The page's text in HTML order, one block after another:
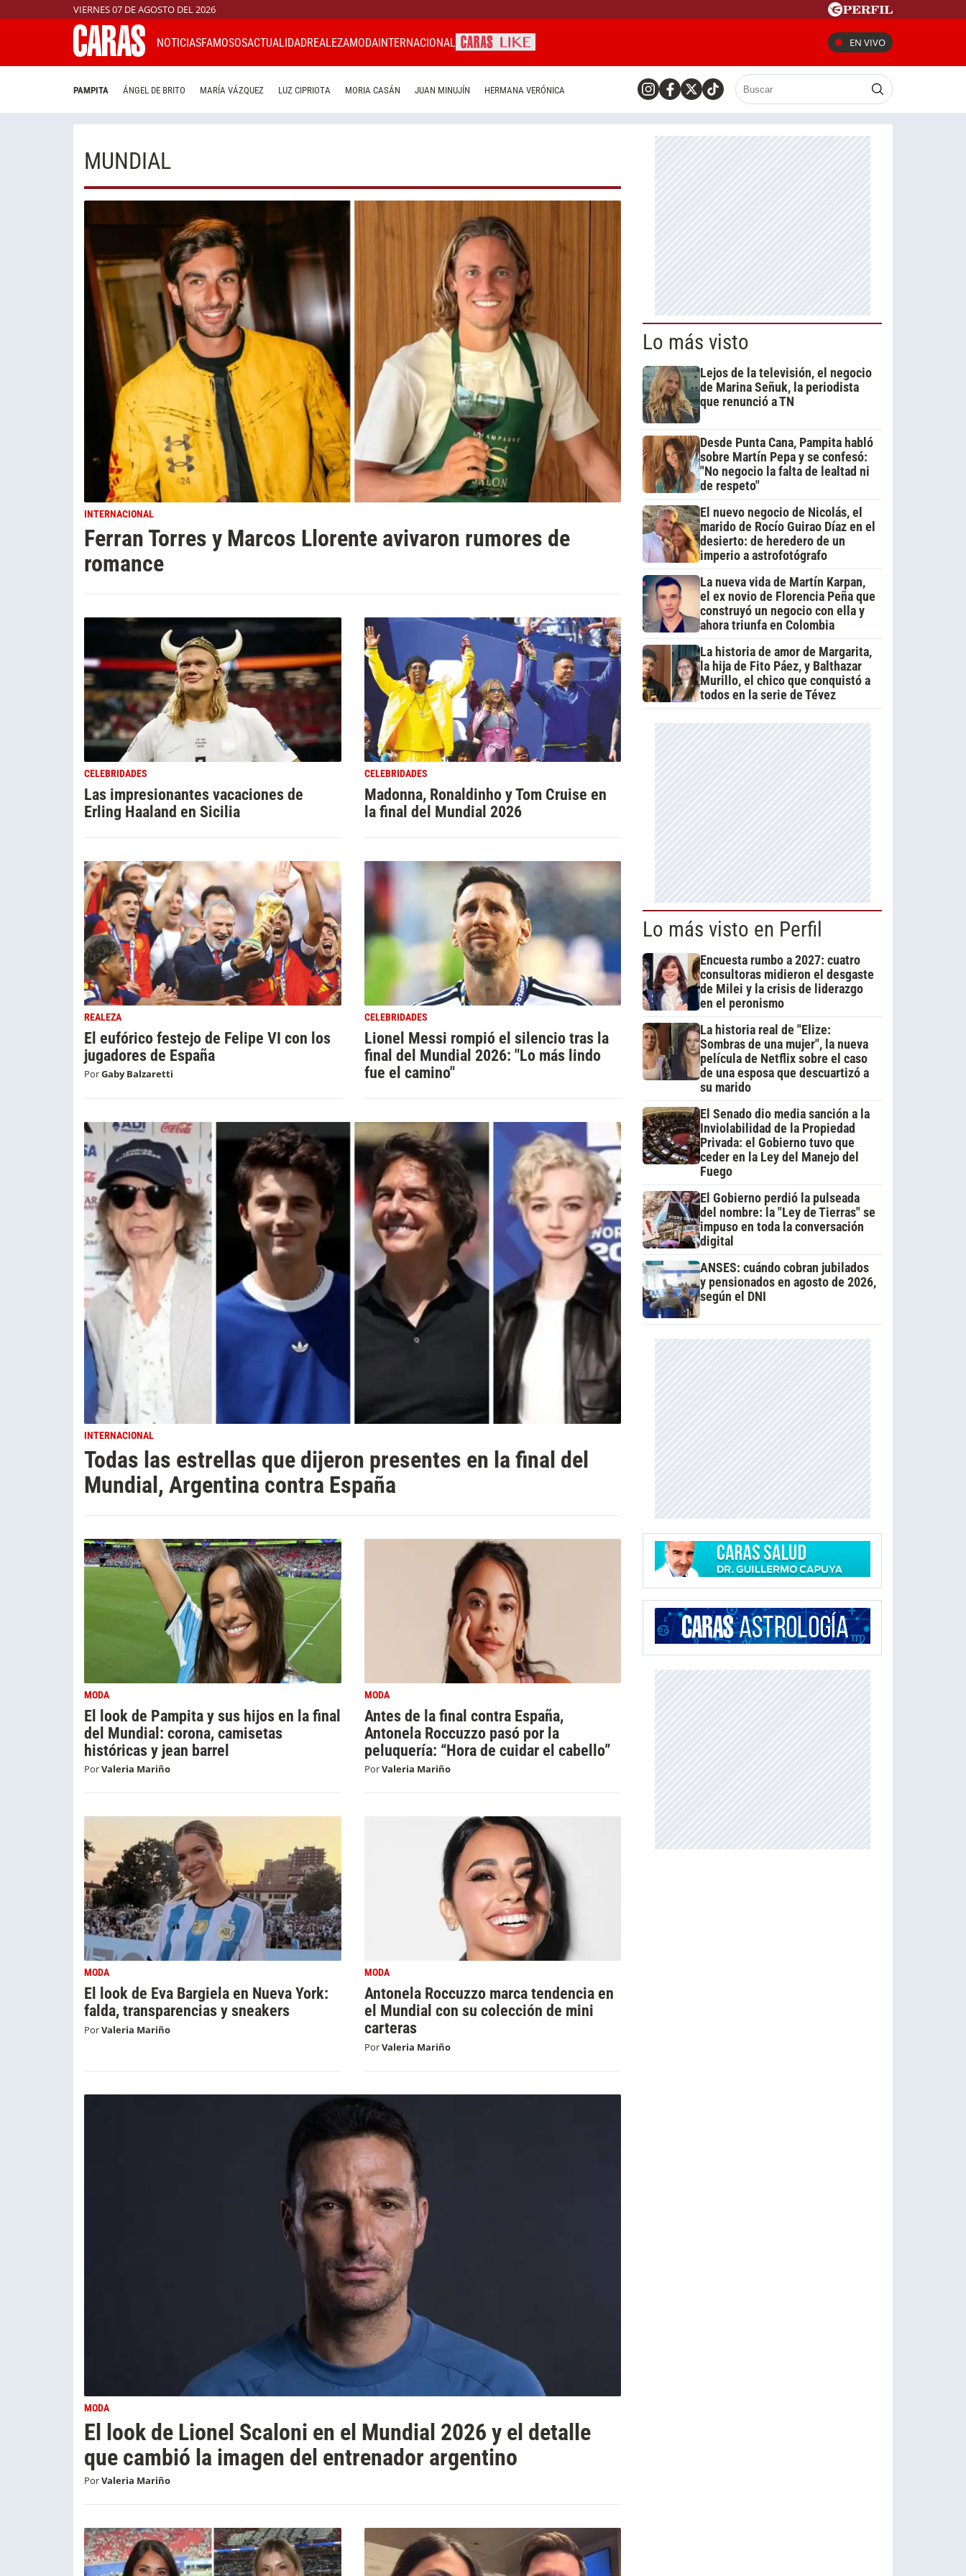
VIERNES 07 DE AGOSTO DEL 2026
NOTICIASFAMOSOSACTUALIDADREALEZAMODAINTERNACIONAL EN VIVO
PAMPITA ÁNGEL DE BRITO MARÍA VÁZQUEZ LUZ CIPRIOTA MORIA CASÁN JUAN MINUJÍN HERMANA VERÓNICA
MUNDIAL
INTERNACIONAL
Ferran Torres y Marcos Llorente avivaron rumores de
romance
CELEBRIDADES
Las impresionantes vacaciones de
Erling Haaland en Sicilia
CELEBRIDADES
Madonna, Ronaldinho y Tom Cruise en
la final del Mundial 2026
REALEZA
El eufórico festejo de Felipe VI con los
jugadores de España
PorGaby Balzaretti
CELEBRIDADES
Lionel Messi rompió el silencio tras la
final del Mundial 2026: "Lo más lindo
fue el camino"
INTERNACIONAL
Todas las estrellas que dijeron presentes en la final del
Mundial, Argentina contra España
MODA
El look de Pampita y sus hijos en la final
del Mundial: corona, camisetas
históricas y jean barrel
PorValeria Mariño
MODA
Antes de la final contra España,
Antonela Roccuzzo pasó por la
peluquería: “Hora de cuidar el cabello”
PorValeria Mariño
MODA
El look de Eva Bargiela en Nueva York:
falda, transparencias y sneakers
PorValeria Mariño
MODA
Antonela Roccuzzo marca tendencia en
el Mundial con su colección de mini
carteras
PorValeria Mariño
MODA
El look de Lionel Scaloni en el Mundial 2026 y el detalle
que cambió la imagen del entrenador argentino
PorValeria Mariño
Lo más visto
Lejos de la televisión, el negocio
de Marina Señuk, la periodista
que renunció a TN
Desde Punta Cana, Pampita habló
sobre Martín Pepa y se confesó:
"No negocio la falta de lealtad ni
de respeto"
El nuevo negocio de Nicolás, el
marido de Rocío Guirao Díaz en el
desierto: de heredero de un
imperio a astrofotógrafo
La nueva vida de Martín Karpan,
el ex novio de Florencia Peña que
construyó un negocio con ella y
ahora triunfa en Colombia
La historia de amor de Margarita,
la hija de Fito Páez, y Balthazar
Murillo, el chico que conquistó a
todos en la serie de Tévez
Lo más visto en Perfil
Encuesta rumbo a 2027: cuatro
consultoras midieron el desgaste
de Milei y la crisis de liderazgo
en el peronismo
La historia real de "Elize:
Sombras de una mujer", la nueva
película de Netflix sobre el caso
de una esposa que descuartizó a
su marido
El Senado dio media sanción a la
Inviolabilidad de la Propiedad
Privada: el Gobierno tuvo que
ceder en la Ley del Manejo del
Fuego
El Gobierno perdió la pulseada
del nombre: la "Ley de Tierras" se
impuso en toda la conversación
digital
ANSES: cuándo cobran jubilados
y pensionados en agosto de 2026,
según el DNI